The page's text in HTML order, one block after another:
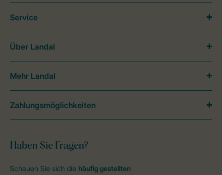
Haben Sie Fragen?
Schauen Sie sich die häufig gestellten
Service
Über Landal
Mehr Landal
Zahlungsmöglichkeiten